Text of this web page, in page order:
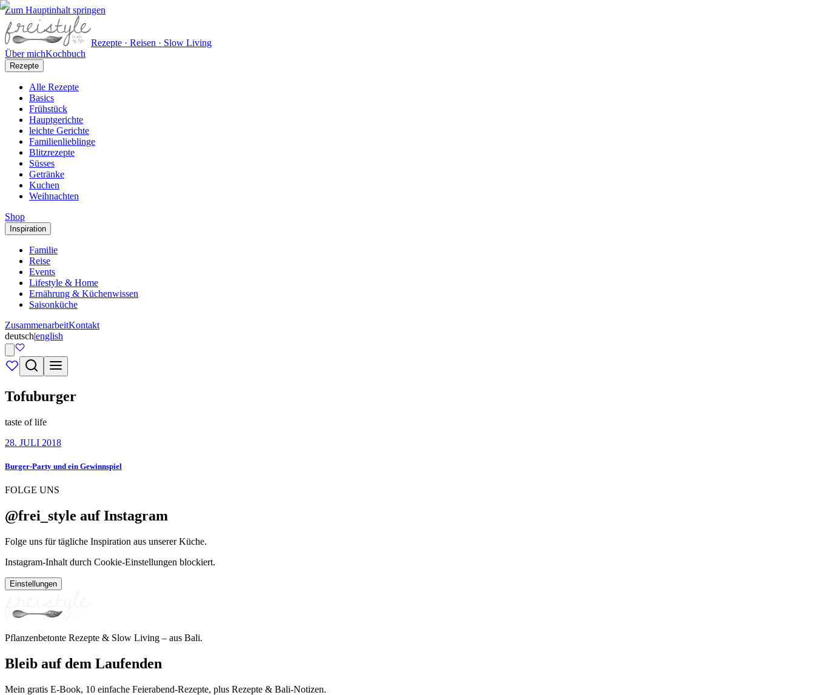
Zum Hauptinhalt springen
Rezepte · Reisen · Slow Living
Über michKochbuch
Rezepte
Alle Rezepte
Basics
Frühstück
Hauptgerichte
leichte Gerichte
Familienlieblinge
Blitzrezepte
Süsses
Getränke
Kuchen
Weihnachten
Shop
Inspiration
Familie
Reise
Events
Lifestyle & Home
Ernährung & Küchenwissen
Saisonküche
ZusammenarbeitKontakt
deutsch|english
Tofuburger
taste of life
28. JULI 2018
Burger-Party und ein Gewinnspiel
FOLGE UNS
@frei_style auf Instagram
Folge uns für tägliche Inspiration aus unserer Küche.
Instagram-Inhalt durch Cookie-Einstellungen blockiert.
Einstellungen
Pflanzenbetonte Rezepte & Slow Living – aus Bali.
Bleib auf dem Laufenden
Mein gratis E-Book, 10 einfache Feierabend-Rezepte, plus Rezepte & Bali-Notizen.